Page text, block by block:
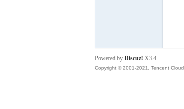
Powered by Discuz! X3.4
Copyright © 2001-2021, Tencent Cloud.